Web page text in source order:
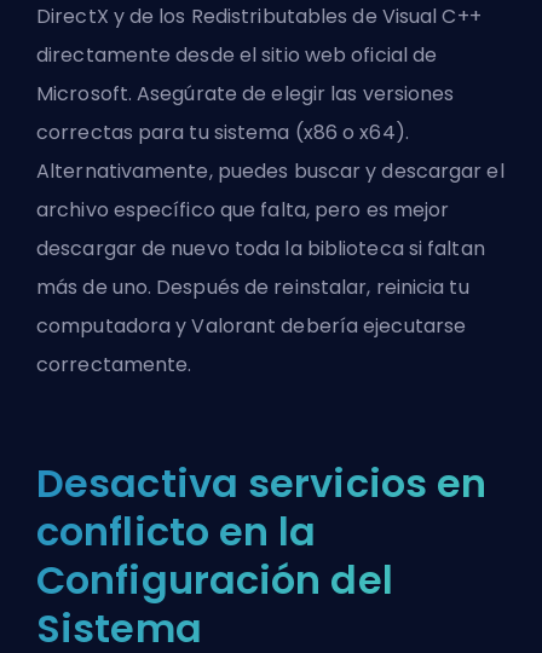
DirectX y de los Redistributables de Visual C++
directamente desde el sitio web oficial de
Microsoft. Asegúrate de elegir las versiones
correctas para tu sistema (x86 o x64).
Alternativamente, puedes buscar y descargar el
archivo específico que falta, pero es mejor
descargar de nuevo toda la biblioteca si faltan
más de uno. Después de reinstalar, reinicia tu
computadora y Valorant debería ejecutarse
correctamente.
Desactiva servicios en
conflicto en la
Configuración del
Sistema